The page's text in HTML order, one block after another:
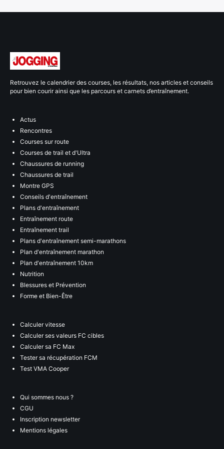
Retrouvez le calendrier des courses, les résultats, nos articles et conseils
pour bien courir ainsi que les parcours et carnets d’entraînement.
Actus
Rencontres
Courses sur route
Courses de trail et d'Ultra
Chaussures de running
Chaussures de trail
Montre GPS
Conseils d'entraînement
Plans d'entraînement
Entraînement route
Entraînement trail
Plans d'entraînement semi-marathons
Plan d'entraînement marathon
Plan d'entraînement 10km
Nutrition
Blessures et Prévention
Forme et Bien-Être
Calculer vitesse
Calculer ses valeurs FC cibles
Calculer sa FC Max
Tester sa récupération FCM
Test VMA Cooper
Qui sommes nous ?
CGU
Inscription newsletter
Mentions légales